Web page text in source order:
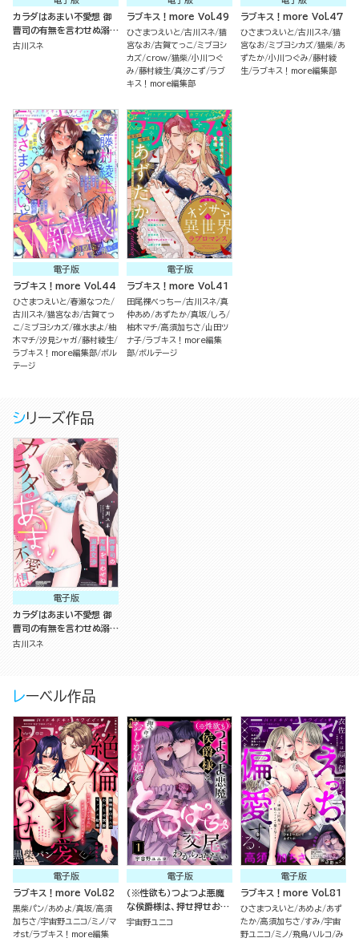
カラダはあまい不愛想 御
曹司の有無を言わせぬ溺愛
交渉
古川スネ
ラブキス！more Vol.49
ひさまつえいと 古川スネ 猫
宮なお 古賀てっこ ミブヨシ
カズ crow 猫柴 小川つぐ
み 藤村綾生 真汐こず ラブ
キス！more編集部
ラブキス！more Vol.47
ひさまつえいと 古川スネ 猫
宮なお ミブヨシカズ 猫柴 あ
ずたか 小川つぐみ 藤村綾
生 ラブキス！more編集部
電子版
ラブキス！more Vol.44
ひさまつえいと 春瀬なつた
古川スネ 猫宮なお 古賀てっ
こ ミブヨシカズ 碓水まよ 柚
木マチ 汐見シャガ 藤村綾生
ラブキス！more編集部 ボル
テージ
電子版
ラブキス！more Vol.41
田尾裸べっちー 古川スネ 真
仲あめ
あずたか 真坂 しろ
柚木マチ 高須加ちさ
山田ツ
ナ子 ラブキス！more編集
部 ボルテージ
シリーズ作品
電子版
カラダはあまい不愛想 御
曹司の有無を言わせぬ溺愛
交渉
古川スネ
レーベル作品
電子版
ラブキス！more Vol.82
黒柴パン あめよ 真坂 高須
加ちさ 宇宙野ユニコ ミノ マ
オst ラブキス！more編集
電子版
（※性欲も）つよつよ悪魔
な侯爵様は、押せ押せおし
かけ姫をとろぱちゅ交尾で
宇宙野ユニコ
電子版
ラブキス！more Vol.81
ひさまつえいと あめよ
あず
たか 高須加ちさ すみ 宇宙
野ユニコ ミノ 飛鳥ハルコ み